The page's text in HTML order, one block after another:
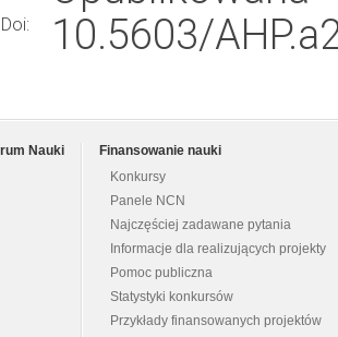
Doi: 10.5603/
Nauki
Finansowanie nauki
Konkursy
Panele NCN
Najczęściej zadawane pytania
Informacje dla realizujących projekty
Pomoc publiczna
Statystyki konkursów
Przykłady finansowanych projektów